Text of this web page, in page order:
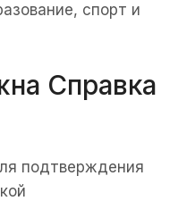
спорт и
Справка
подтверждения